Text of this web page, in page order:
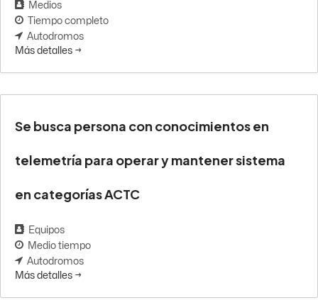
Medios
Tiempo completo
Autodromos
Más detalles
Se busca persona con conocimientos en
telemetría para operar y mantener sistema
en categorías ACTC
Equipos
Medio tiempo
Autodromos
Más detalles